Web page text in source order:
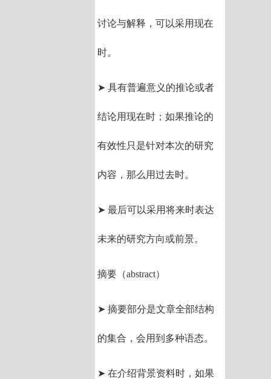
讨论与解释，可以采用现在
时。
➤ 具有普遍意义的推论或者
结论用现在时；如果推论的
有效性只是针对本次的研究
内容，那么用过去时。
➤ 最后可以采用将来时表达
未来的研究方向或前景。
摘要（abstract）
➤ 摘要部分是文章全部结构
的集合，会用到多种语态。
➤ 在介绍背景资料时，如果